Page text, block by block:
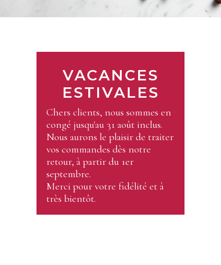
VACANCES
ESTIVALES
Chers clients, nous sommes en
congé jusqu'au 31 août inclus.
Nous aurons le plaisir de traiter
vos commandes dès notre
retour, à partir du 1er
septembre.
Merci pour votre fidélité et à
très bientôt.